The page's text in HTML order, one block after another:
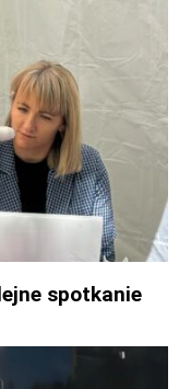
spotkanie